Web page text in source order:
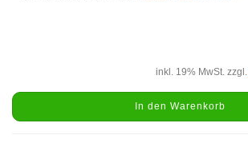
inkl. 19% MwSt. zzgl.
In den Warenkorb